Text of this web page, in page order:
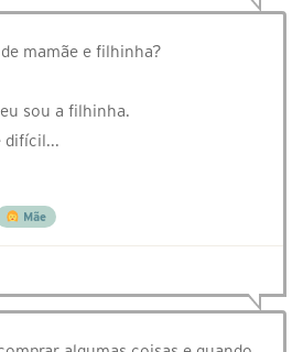
mamãe e filhinha?
sou a filhinha.
difícil...
Mãe